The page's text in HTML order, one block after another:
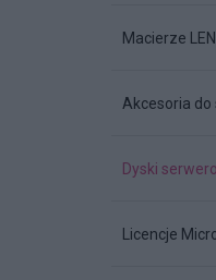
Macierze
Akcesoria do
Dyski
Licencje